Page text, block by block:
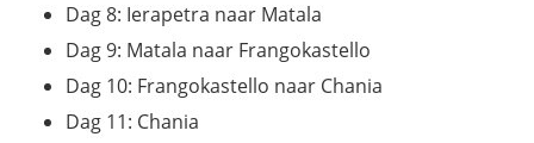
Dag 8: Ierapetra naar Matala
Dag 9: Matala naar Frangokastello
Dag 10: Frangokastello naar Chania
Dag 11: Chania